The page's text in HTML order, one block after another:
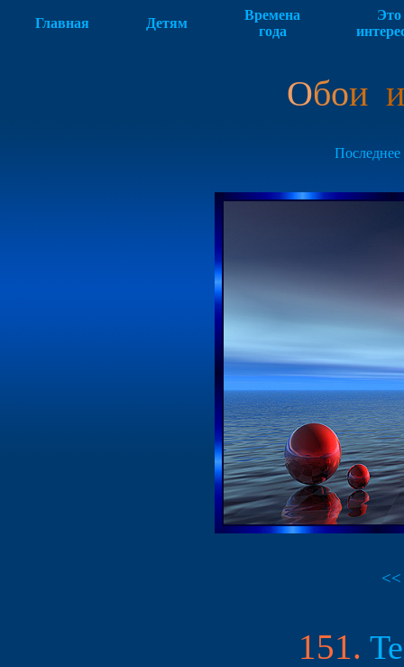
Главная Детям
Времена
года
Это
Обои и
Последнее
<<
151.